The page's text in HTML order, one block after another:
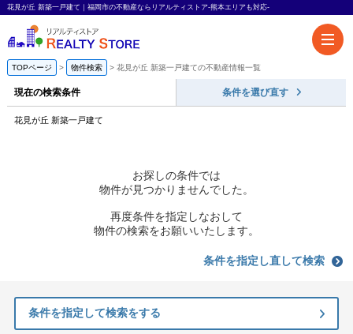
花見が丘 新築一戸建て｜福岡市の不動産ならリアルティストア-熊本エリアも対応-
TOPページ 物件検索 花見が丘 新築一戸建ての不動産情報一覧
現在の検索条件 条件を選び直す
花見が丘 新築一戸建て
お探しの条件では
物件が見つかりませんでした。
再度条件を指定しなおして
物件の検索をお願いいたします。
条件を指定し直して検索
条件を指定して検索をする